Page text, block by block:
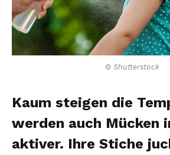
© Shutterstock
Kaum steigen die
werden auch Mücken
aktiver. Ihre Stiche